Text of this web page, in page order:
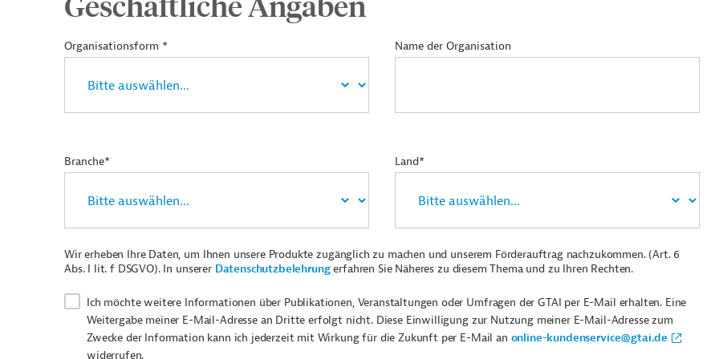
Organisationsform * Name der Organisation
Branche* Land*
Wir erheben Ihre Daten, um Ihnen unsere Produkte zugänglich zu machen und unserem Förderauftrag nachzukommen. (Art. 6
Abs. I lit. f DSGVO). In unserer Datenschutzbelehrungerfahren Sie Näheres zu diesem Thema und zu Ihren Rechten.
Ich möchte weitere Informationen über Publikationen, Veranstaltungen oder Umfragen der GTAI per E-Mail erhalten. Eine
Weitergabe meiner E-Mail-Adresse an Dritte erfolgt nicht. Diese Einwilligung zur Nutzung meiner E-Mail-Adresse zum
Zwecke der Information kann ich jederzeit mit Wirkung für die Zukunft per E-Mail an online-kundenservice@gtai.de
widerrufen.